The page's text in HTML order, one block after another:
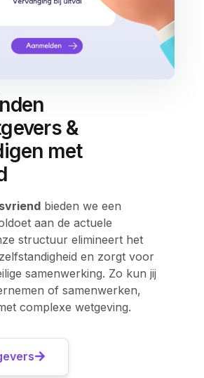
&
met
bieden we een
aan de actuele
structuur elimineert het
en zorgt voor
samenwerking. Zo kun jij
of samenwerken,
complexe wetgeving.